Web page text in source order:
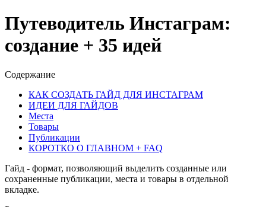
Путеводитель Инстаграм:
создание + 35 идей
Содержание
КАК СОЗДАТЬ ГАЙД ДЛЯ ИНСТАГРАМ
ИДЕИ ДЛЯ ГАЙДОВ
Места
Товары
Публикации
КОРОТКО О ГЛАВНОМ + FAQ
Гайд - формат, позволяющий выделить созданные или
сохраненные публикации, места и товары в отдельной
вкладке.